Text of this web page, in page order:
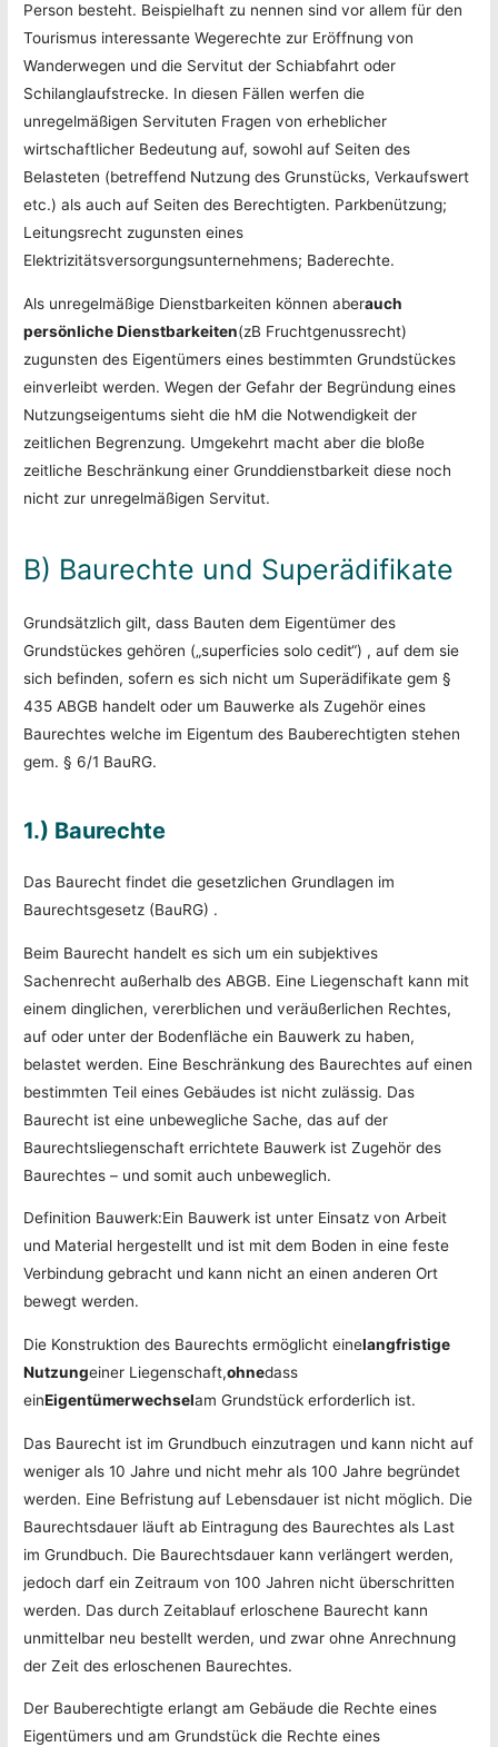
Person besteht. Beispielhaft zu nennen sind vor allem für den
Tourismus interessante Wegerechte zur Eröffnung von
Wanderwegen und die Servitut der Schiabfahrt oder
Schilanglaufstrecke. In diesen Fällen werfen die
unregelmäßigen Servituten Fragen von erheblicher
wirtschaftlicher Bedeutung auf, sowohl auf Seiten des
Belasteten (betreffend Nutzung des Grunstücks, Verkaufswert
etc.) als auch auf Seiten des Berechtigten. Parkbenützung;
Leitungsrecht zugunsten eines
Elektrizitätsversorgungsunternehmens; Baderechte.
Als unregelmäßige Dienstbarkeiten können aberauch
persönliche Dienstbarkeiten(zB Fruchtgenussrecht)
zugunsten des Eigentümers eines bestimmten Grundstückes
einverleibt werden. Wegen der Gefahr der Begründung eines
Nutzungseigentums sieht die hM die Notwendigkeit der
zeitlichen Begrenzung. Umgekehrt macht aber die bloße
zeitliche Beschränkung einer Grunddienstbarkeit diese noch
nicht zur unregelmäßigen Servitut.
B) Baurechte und Superädifikate
Grundsätzlich gilt, dass Bauten dem Eigentümer des
Grundstückes gehören („superficies solo cedit“) , auf dem sie
sich befinden, sofern es sich nicht um Superädifikate gem §
435 ABGB handelt oder um Bauwerke als Zugehör eines
Baurechtes welche im Eigentum des Bauberechtigten stehen
gem. § 6/1 BauRG.
1.) Baurechte
Das Baurecht findet die gesetzlichen Grundlagen im
Baurechtsgesetz (BauRG) .
Beim Baurecht handelt es sich um ein subjektives
Sachenrecht außerhalb des ABGB. Eine Liegenschaft kann mit
einem dinglichen, vererblichen und veräußerlichen Rechtes,
auf oder unter der Bodenfläche ein Bauwerk zu haben,
belastet werden. Eine Beschränkung des Baurechtes auf einen
bestimmten Teil eines Gebäudes ist nicht zulässig. Das
Baurecht ist eine unbewegliche Sache, das auf der
Baurechtsliegenschaft errichtete Bauwerk ist Zugehör des
Baurechtes – und somit auch unbeweglich.
Definition Bauwerk:Ein Bauwerk ist unter Einsatz von Arbeit
und Material hergestellt und ist mit dem Boden in eine feste
Verbindung gebracht und kann nicht an einen anderen Ort
bewegt werden.
Die Konstruktion des Baurechts ermöglicht einelangfristige
Nutzungeiner Liegenschaft,ohnedass
einEigentümerwechselam Grundstück erforderlich ist.
Das Baurecht ist im Grundbuch einzutragen und kann nicht auf
weniger als 10 Jahre und nicht mehr als 100 Jahre begründet
werden. Eine Befristung auf Lebensdauer ist nicht möglich. Die
Baurechtsdauer läuft ab Eintragung des Baurechtes als Last
im Grundbuch. Die Baurechtsdauer kann verlängert werden,
jedoch darf ein Zeitraum von 100 Jahren nicht überschritten
werden. Das durch Zeitablauf erloschene Baurecht kann
unmittelbar neu bestellt werden, und zwar ohne Anrechnung
der Zeit des erloschenen Baurechtes.
Der Bauberechtigte erlangt am Gebäude die Rechte eines
Eigentümers und am Grundstück die Rechte eines